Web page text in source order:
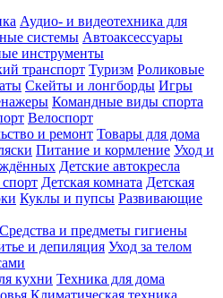
Аудио- и видеотехника для
системы Автоаксессуары
инструменты
транспорт Туризм Роликовые
Скейты и лонгборды Игры
Командные виды спорта
Велоспорт
и ремонт Товары для дома
Питание и кормление Уход и
Детские автокресла
Детская комната Детская
Куклы и пупсы Развивающие
Средства и предметы гигиены
и депиляция Уход за телом
кухни Техника для дома
Климатическая техника